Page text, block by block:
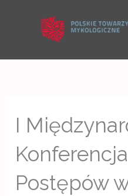
I
Postępów